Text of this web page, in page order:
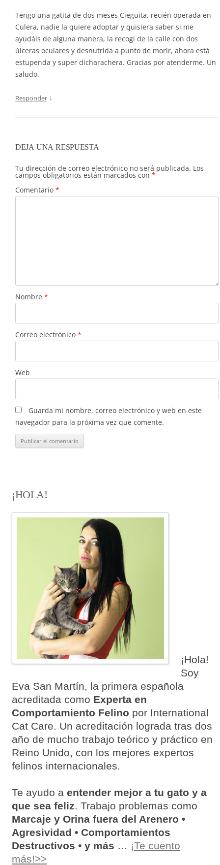
Tengo una gatita de dos meses Cieguita, recién operada en
Culera, nadie la quiere adoptar y quisiera saber si me
ayudáis de alguna manera, la recogi de la calle con dos
úlceras oculares y desnutrida a punto de morir, ahora está
estupenda y super dicharachera. Gracias por atenderme. Un
saludo.
Responder ↓
DEJA UNA RESPUESTA
Tu dirección de correo electrónico no será publicada. Los
campos obligatorios están marcados con *
Comentario *
Nombre *
Correo electrónico *
Web
Guarda mi nombre, correo electrónico y web en este
navegador para la próxima vez que comente.
¡HOLA!
¡Hola!
Soy
Eva San Martín, la primera española
acreditada como Experta en
Comportamiento Felino por International
Cat Care. Un acreditación lograda tras dos
año de mucho trabajo teórico y práctico en
Reino Unido, con los mejores expertos
felinos internacionales.
Te ayudo a entender mejor a tu gato y a
que sea feliz . Trabajo problemas como
Marcaje y Orina fuera del Arenero •
Agresividad • Comportamientos
Destructivos • y más
¡Te cuento
más!>>